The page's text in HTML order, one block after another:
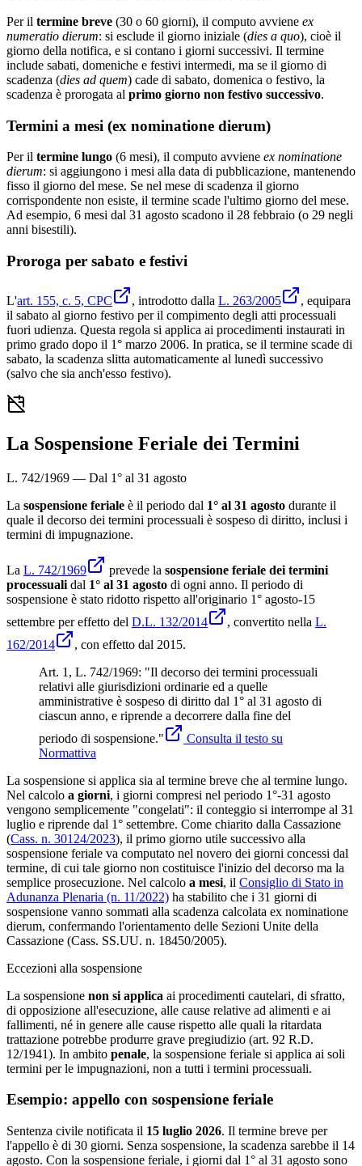
Per il termine breve (30 o 60 giorni), il computo avviene ex
numeratio dierum: si esclude il giorno iniziale (dies a quo), cioè il
giorno della notifica, e si contano i giorni successivi. Il termine
include sabati, domeniche e festivi intermedi, ma se il giorno di
scadenza (dies ad quem) cade di sabato, domenica o festivo, la
scadenza è prorogata al primo giorno non festivo successivo.
Termini a mesi (ex nominatione dierum)
Per il termine lungo (6 mesi), il computo avviene ex nominatione
dierum: si aggiungono i mesi alla data di pubblicazione, mantenendo
fisso il giorno del mese. Se nel mese di scadenza il giorno
corrispondente non esiste, il termine scade l'ultimo giorno del mese.
Ad esempio, 6 mesi dal 31 agosto scadono il 28 febbraio (o 29 negli
anni bisestili).
Proroga per sabato e festivi
L'art. 155, c. 5, CPC , introdotto dalla L. 263/2005
, equipara
il sabato al giorno festivo per il compimento degli atti processuali
fuori udienza. Questa regola si applica ai procedimenti instaurati in
primo grado dopo il 1° marzo 2006. In pratica, se il termine scade di
sabato, la scadenza slitta automaticamente al lunedì successivo
(salvo che sia anch'esso festivo).
La Sospensione Feriale dei Termini
L. 742/1969 — Dal 1° al 31 agosto
La sospensione feriale è il periodo dal 1° al 31 agosto durante il
quale il decorso dei termini processuali è sospeso di diritto, inclusi i
termini di impugnazione.
La L. 742/1969 prevede la sospensione feriale dei termini
processuali dal 1° al 31 agosto di ogni anno. Il periodo di
sospensione è stato ridotto rispetto all'originario 1° agosto-15
settembre per effetto del D.L. 132/2014 , convertito nella L.
162/2014
, con effetto dal 2015.
Art. 1, L. 742/1969: "Il decorso dei termini processuali
relativi alle giurisdizioni ordinarie ed a quelle
amministrative è sospeso di diritto dal 1° al 31 agosto di
ciascun anno, e riprende a decorrere dalla fine del
periodo di sospensione."
Consulta il testo su
Normattiva
La sospensione si applica sia al termine breve che al termine lungo.
Nel calcolo a giorni, i giorni compresi nel periodo 1°-31 agosto
vengono semplicemente "congelati": il conteggio si interrompe al 31
luglio e riprende dal 1° settembre. Come chiarito dalla Cassazione
(Cass. n. 30124/2023), il primo giorno utile successivo alla
sospensione feriale va computato nel novero dei giorni concessi dal
termine, di cui tale giorno non costituisce l'inizio del decorso ma la
semplice prosecuzione. Nel calcolo a mesi, il Consiglio di Stato in
Adunanza Plenaria (n. 11/2022) ha stabilito che i 31 giorni di
sospensione vanno sommati alla scadenza calcolata ex nominatione
dierum, confermando l'orientamento delle Sezioni Unite della
Cassazione (Cass. SS.UU. n. 18450/2005).
Eccezioni alla sospensione
La sospensione non si applica ai procedimenti cautelari, di sfratto,
di opposizione all'esecuzione, alle cause relative ad alimenti e ai
fallimenti, né in genere alle cause rispetto alle quali la ritardata
trattazione potrebbe produrre grave pregiudizio (art. 92 R.D.
12/1941). In ambito penale, la sospensione feriale si applica ai soli
termini per le impugnazioni, non a tutti i termini processuali.
Esempio: appello con sospensione feriale
Sentenza civile notificata il 15 luglio 2026. Il termine breve per
l'appello è di 30 giorni. Senza sospensione, la scadenza sarebbe il 14
agosto. Con la sospensione feriale, i giorni dal 1° al 31 agosto sono